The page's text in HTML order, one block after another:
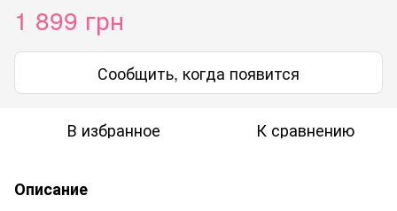
1 899 грн
Сообщить, когда появится
В избранное К сравнению
Описание